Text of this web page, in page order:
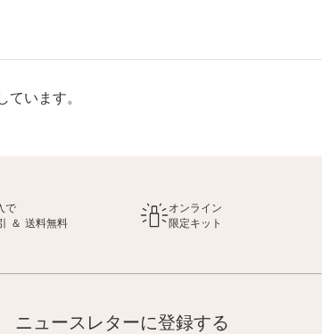
います。
で
＆ 送料無料
オンライン
限定キット
ニュースレターに登録する